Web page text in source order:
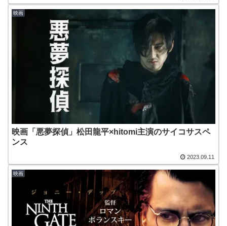
映画
映画「悪夢探偵」松田龍平×hitomi主演のサイコサスペ
ンス
2023.09.11
映画